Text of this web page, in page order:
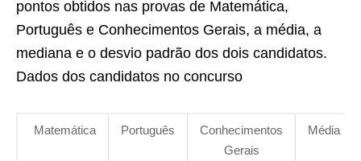
pontos obtidos nas provas de Matemática,
Português e Conhecimentos Gerais, a média, a
mediana e o desvio padrão dos dois candidatos.
Dados dos candidatos no concurso
Matemática Português
Conhecimentos
Gerais
Média